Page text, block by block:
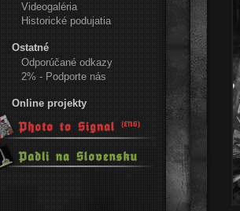
Videogaléria
Historické podujatia
Ostatné
Odporúčané odkazy
2% - Podporte nás
Online projekty